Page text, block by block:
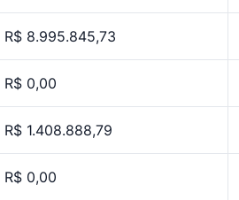
R$ 8.995.845,73
R$ 0,00
R$ 1.408.888,79
R$ 0,00